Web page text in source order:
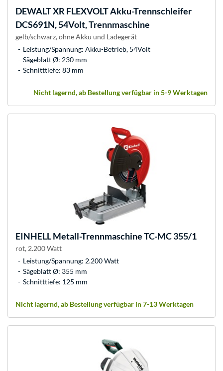
DEWALTXR FLEXVOLT Akku-Trennschleifer
DCS691N, 54Volt, Trennmaschine
gelb/schwarz, ohne Akku und Ladegerät
Leistung/Spannung: Akku-Betrieb, 54Volt
Sägeblatt Ø: 230 mm
Schnitttiefe: 83 mm
Nicht lagernd, ab Bestellung verfügbar in 5-9 Werktagen
EINHELLMetall-Trennmaschine TC-MC 355/1
rot, 2.200 Watt
Leistung/Spannung: 2.200 Watt
Sägeblatt Ø: 355 mm
Schnitttiefe: 125 mm
Nicht lagernd, ab Bestellung verfügbar in 7-13 Werktagen